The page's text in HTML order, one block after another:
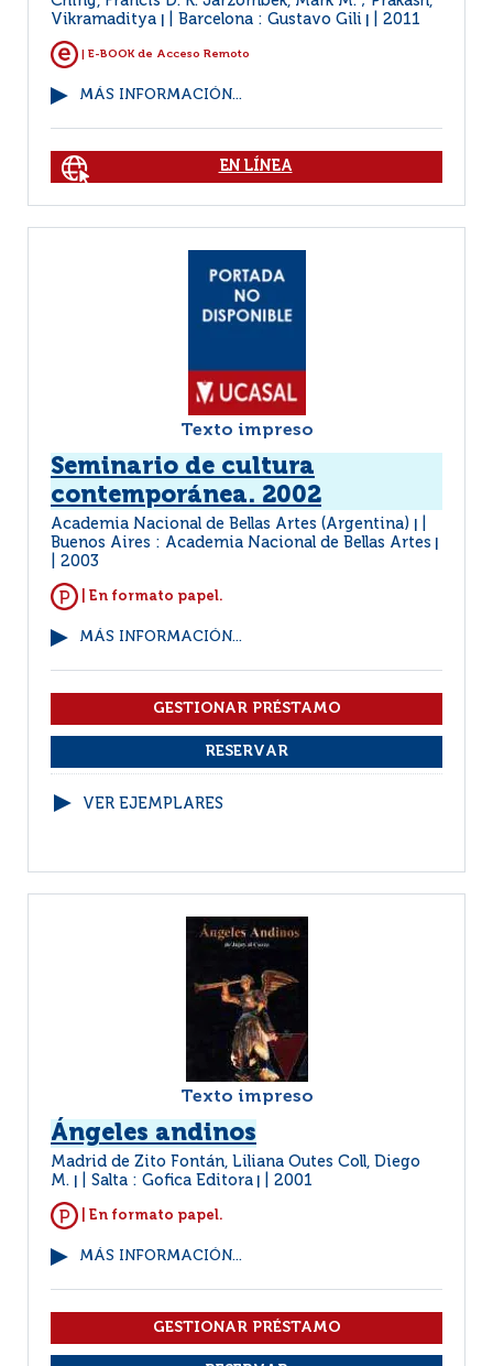
Vikramaditya
Barcelona : Gustavo Gili 2011
| E-BOOK de Acceso Remoto
MÁS INFORMACIÓN...
EN LÍNEA
Texto impreso
Seminario de cultura
contemporánea. 2002
Academia Nacional de Bellas Artes (Argentina)
Buenos Aires : Academia Nacional de Bellas Artes
2003
| En formato papel.
MÁS INFORMACIÓN...
VER EJEMPLARES
Texto impreso
Ángeles andinos
Madrid de Zito Fontán, Liliana Outes Coll, Diego
M.
Salta : Gofica Editora 2001
| En formato papel.
MÁS INFORMACIÓN...